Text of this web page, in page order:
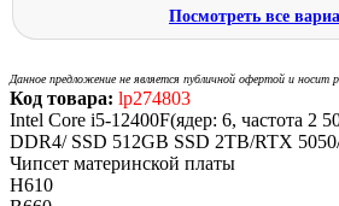
Посмотреть все
Данное предложение не является публичной офертой и носит
Код товара: lp274803
Intel Core i5-12400F(ядер: 6, частота 2
DDR4/ SSD 512GB SSD 2TB/RTX
Чипсет материнской платы
H610